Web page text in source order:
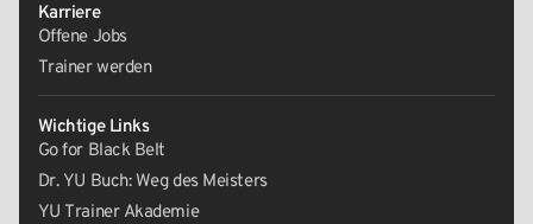
Karriere
Offene Jobs
Trainer werden
Wichtige Links
Go for Black Belt
Dr. YU Buch: Weg des Meisters
YU Trainer Akademie